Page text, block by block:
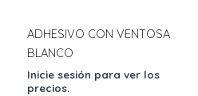
ADHESIVO CON VENTOSA
BLANCO
Inicie sesión para ver los
precios.